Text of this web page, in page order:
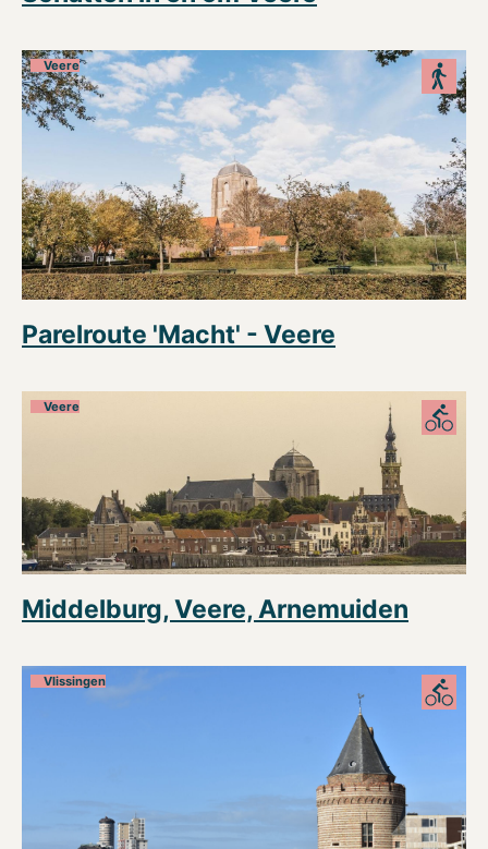
Veere
Parelroute 'Macht' - Veere
Veere
Middelburg, Veere, Arnemuiden
Vlissingen